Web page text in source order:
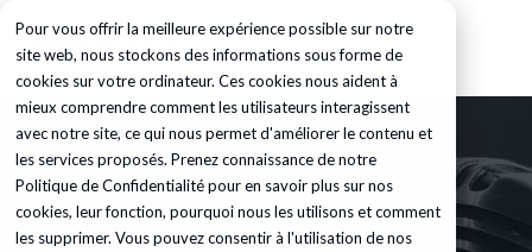
Pour vous offrir la meilleure expérience possible sur notre
site web, nous stockons des informations sous forme de
cookies sur votre ordinateur. Ces cookies nous aident à
mieux comprendre comment les utilisateurs interagissent
avec notre site, ce qui nous permet d'améliorer le contenu et
les services proposés. Prenez connaissance de notre
Politique de Confidentialitépour en savoir plus sur nos
cookies, leur fonction, pourquoi nous les utilisons et comment
les supprimer. Vous pouvez consentir à l'utilisation de nos